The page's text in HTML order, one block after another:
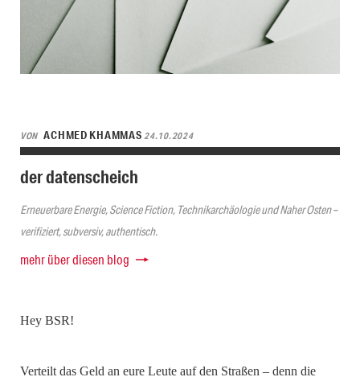
VON ACHMED KHAMMAS24.10.2024
der datenscheich
Erneuerbare Energie, Science Fiction, Technikarchäologie und Naher Osten –
verifiziert, subversiv, authentisch.
mehr über diesen blog
Hey BSR!
Verteilt das Geld an eure Leute auf den Straßen – denn die